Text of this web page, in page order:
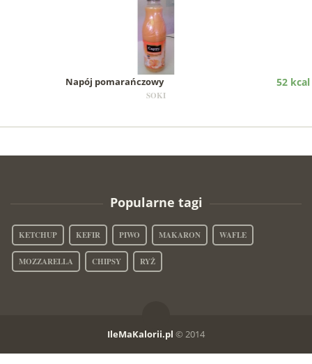
Napój pomarańczowy 52 kcal
SOKI
Popularne tagi
KETCHUP KEFIR PIWO MAKARON WAFLE
MOZZARELLA CHIPSY RYŻ
IleMaKalorii.pl © 2014